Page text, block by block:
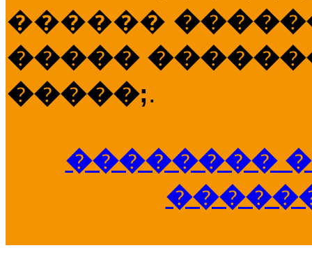
������
�����
�����;.
��������